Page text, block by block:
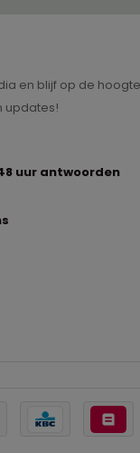
en blijf op de
updates!
uur antwoorden